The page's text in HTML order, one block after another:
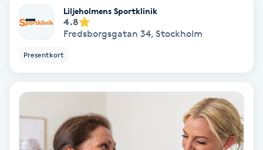
Personal shopper
Picolaser
Liljeholmens Sportklinik
4.8
Fredsborgsgatan 34, Stockholm
Presentkort